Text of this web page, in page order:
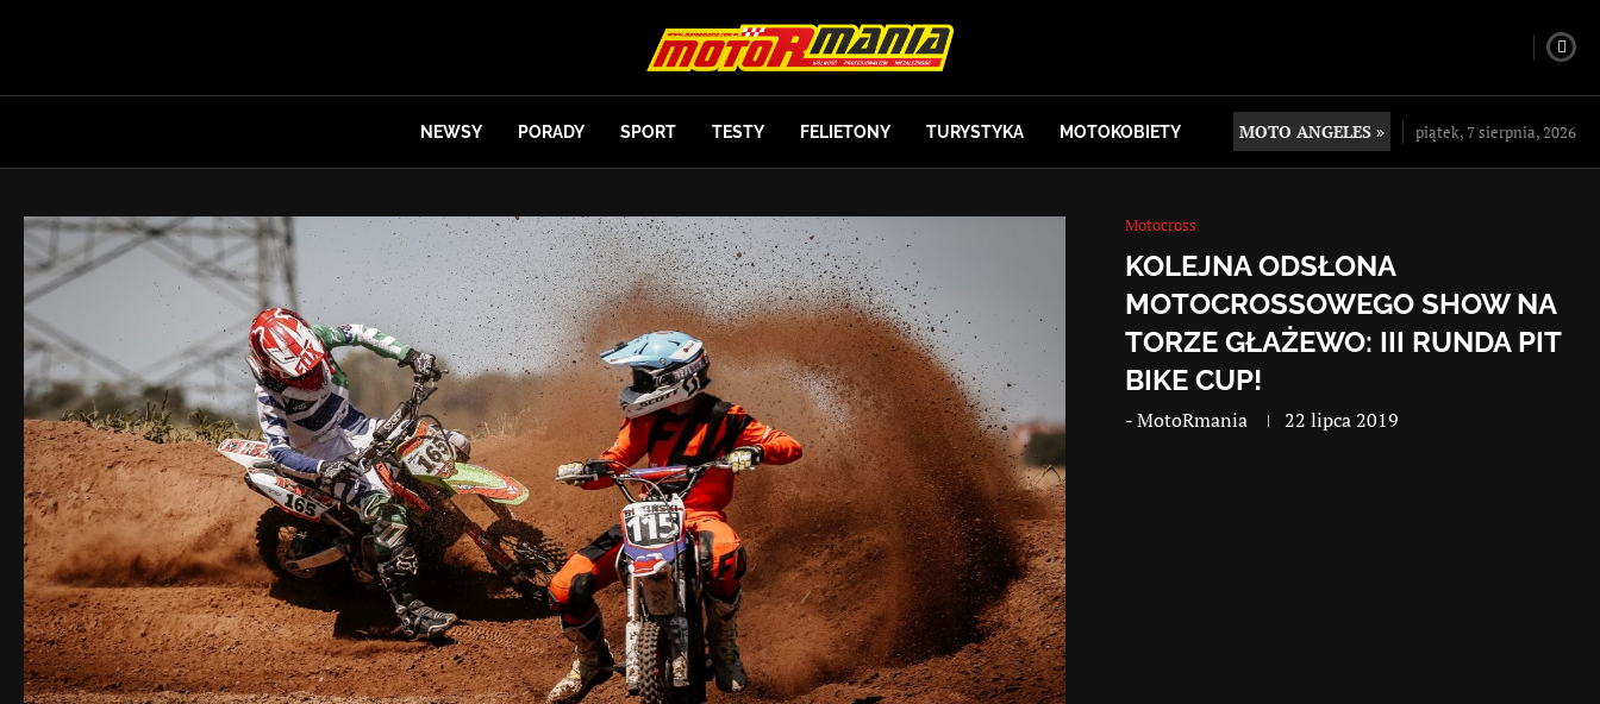
NEWSY PORADY SPORT TESTY FELIETONY TURYSTYKA MOTOKOBIETY MOTO ANGELES » piątek, 7 sierpnia, 2026
Motocross
KOLEJNA ODSŁONA
MOTOCROSSOWEGO SHOW NA
TORZE GŁAŻEWO: III RUNDA PIT
BIKE CUP!
-MotoRmania 22 lipca 2019